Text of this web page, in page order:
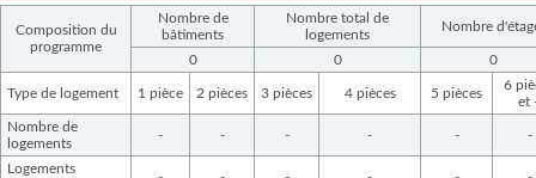
Composition du
programme
Nombre de
bâtiments
Nombre total de
logements
Nombre
0 0 0
Type de logement 1 pièce 2 pièces 3 pièces 4 pièces 5 pièces
6
et
Nombre de
logements
- - - - - -
Logements